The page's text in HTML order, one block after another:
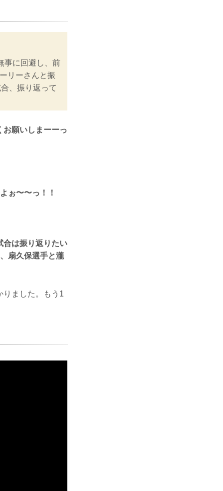
事に回避し、前
リーさんと振
、振り返って
お願いしまーーっ
ぉ〜〜っ！！
合は振り返りたい
扇久保選手と瀧
りました。もう1